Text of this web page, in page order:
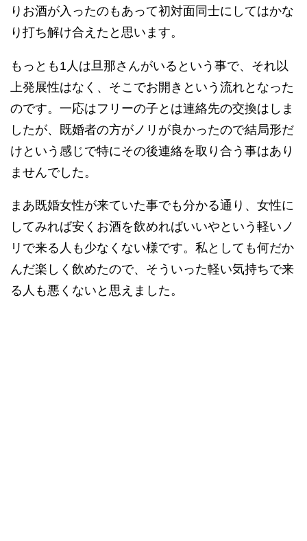
りお酒が入ったのもあって初対面同士にしてはかな
り打ち解け合えたと思います。
もっとも1人は旦那さんがいるという事で、それ以
上発展性はなく、そこでお開きという流れとなった
のです。一応はフリーの子とは連絡先の交換はしま
したが、既婚者の方がノリが良かったので結局形だ
けという感じで特にその後連絡を取り合う事はあり
ませんでした。
まあ既婚女性が来ていた事でも分かる通り、女性に
してみれば安くお酒を飲めればいいやという軽いノ
リで来る人も少なくない様です。私としても何だか
んだ楽しく飲めたので、そういった軽い気持ちで来
る人も悪くないと思えました。